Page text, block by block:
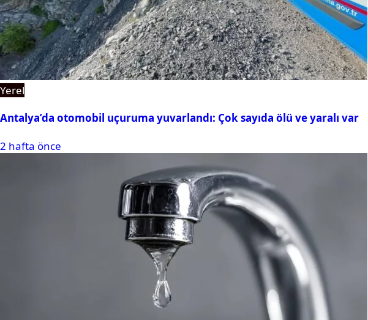
Yerel
Antalya’da otomobil uçuruma yuvarlandı: Çok sayıda ölü ve yaralı var
2 hafta önce